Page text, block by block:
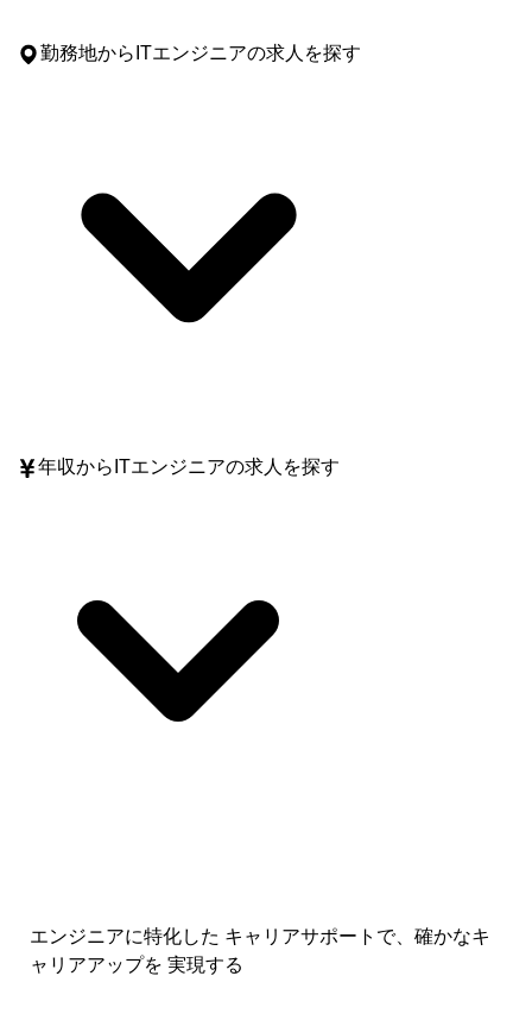
勤務地からITエンジニアの求人を探す
年収からITエンジニアの求人を探す
エンジニアに特化した キャリアサポートで、 確かなキ
ャリアアップを 実現する